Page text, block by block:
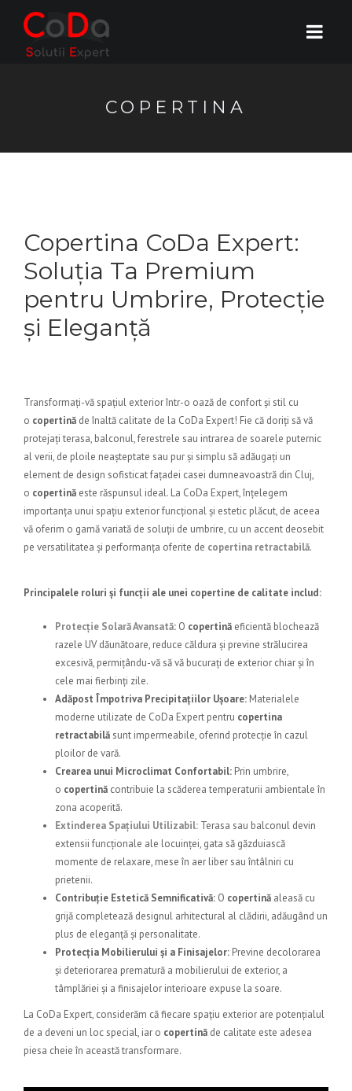
COPERTINA
Copertina CoDa Expert:
Soluția Ta Premium
pentru Umbrire, Protecție
și Eleganță
Transformați-vă spațiul exterior într-o oază de confort și stil cu
o copertină de înaltă calitate de la CoDa Expert! Fie că doriți să vă
protejați terasa, balconul, ferestrele sau intrarea de soarele puternic
al verii, de ploile neașteptate sau pur și simplu să adăugați un
element de design sofisticat fațadei casei dumneavoastră din Cluj,
o copertină este răspunsul ideal. La CoDa Expert, înțelegem
importanța unui spațiu exterior funcțional și estetic plăcut, de aceea
vă oferim o gamă variată de soluții de umbrire, cu un accent deosebit
pe versatilitatea și performanța oferite de copertina retractabilă.
Principalele roluri și funcții ale unei copertine de calitate includ:
Protecție Solară Avansată: O copertină eficientă blochează
razele UV dăunătoare, reduce căldura și previne strălucirea
excesivă, permițându-vă să vă bucurați de exterior chiar și în
cele mai fierbinți zile.
Adăpost Împotriva Precipitațiilor Ușoare: Materialele
moderne utilizate de CoDa Expert pentru copertina
retractabilăsunt impermeabile, oferind protecție în cazul
ploilor de vară.
Crearea unui Microclimat Confortabil: Prin umbrire,
o copertină contribuie la scăderea temperaturii ambientale în
zona acoperită.
Extinderea Spațiului Utilizabil: Terasa sau balconul devin
extensii funcționale ale locuinței, gata să găzduiască
momente de relaxare, mese în aer liber sau întâlniri cu
prietenii.
Contribuție Estetică Semnificativă: O copertină aleasă cu
grijă completează designul arhitectural al clădirii, adăugând un
plus de eleganță și personalitate.
Protecția Mobilierului și a Finisajelor: Previne decolorarea
și deteriorarea prematură a mobilierului de exterior, a
tâmplăriei și a finisajelor interioare expuse la soare.
La CoDa Expert, considerăm că fiecare spațiu exterior are potențialul
de a deveni un loc special, iar o copertină de calitate este adesea
piesa cheie în această transformare.